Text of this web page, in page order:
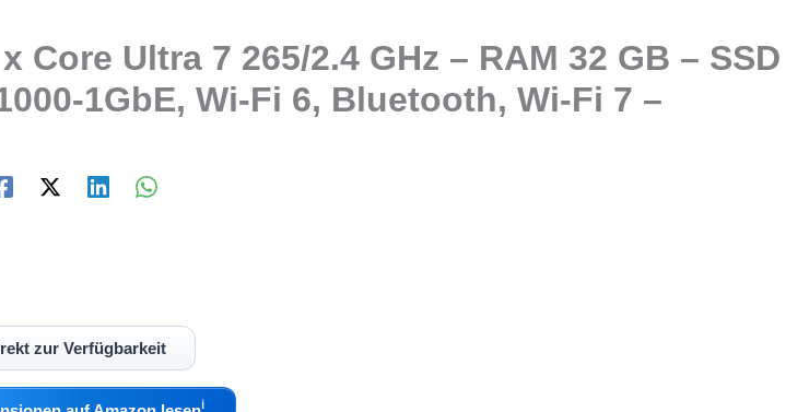
Core Ultra 7 265/2.4 GHz – RAM 32 GB – SSD
1GbE, Wi-Fi 6, Bluetooth, Wi-Fi 7 –
zur Verfügbarkeit
ℹ︎